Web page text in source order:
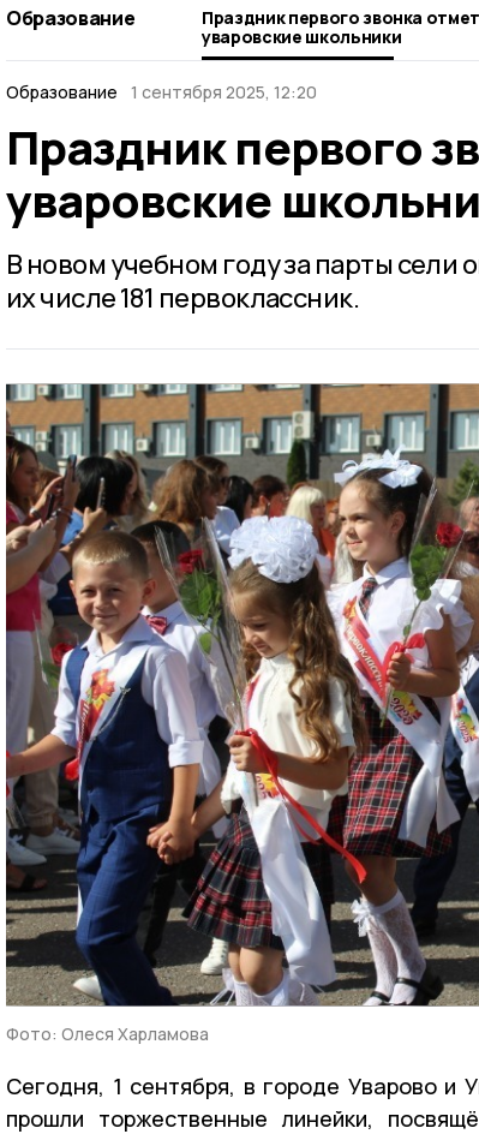
Образование
Праздник первого звонка
уваровские школьники
Образование
1 сентября 2025, 12:20
Праздник первого
уваровские
В новом учебном году за парты сели
их числе 181 первоклассник.
Фото: Олеся Харламова
Сегодня, 1 сентября, в городе Уварово и
прошли торжественные линейки,